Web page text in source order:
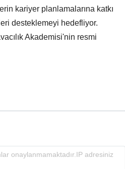
kariyer planlamalarına katkı
desteklemeyi hedefliyor.
Akademisi'nin resmi